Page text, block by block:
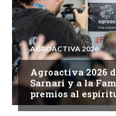
AGROACTIVA 2026
Agroactiva 2026
Sarnari y a la
premios al